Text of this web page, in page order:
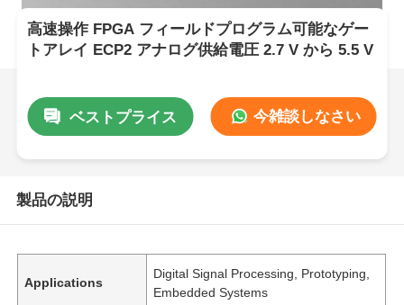
高速操作 FPGA フィールドプログラム可能なゲー
トアレイ ECP2 アナログ供給電圧 2.7 V から 5.5 V
ベストプライス 今雑談しなさい
製品の説明
Applications
Digital Signal Processing, Prototyping,
Embedded Systems